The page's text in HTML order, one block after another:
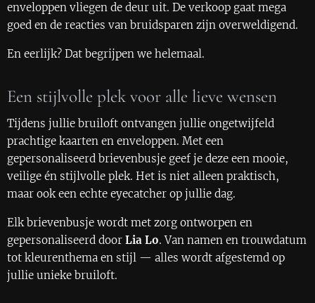
enveloppen vliegen de deur uit. De verkoop gaat mega
goed en de reacties van bruidsparen zijn overweldigend.
En eerlijk? Dat begrijpen we helemaal.
Een stijlvolle plek voor alle lieve wensen
Tijdens jullie bruiloft ontvangen jullie ongetwijfeld
prachtige kaarten en enveloppen. Met een
gepersonaliseerd brievenbusje geef je deze een mooie,
veilige én stijlvolle plek. Het is niet alleen praktisch,
maar ook een echte eyecatcher op jullie dag.
Elk brievenbusje wordt met zorg ontworpen en
gepersonaliseerd door Lia Lo. Van namen en trouwdatum
tot kleurenthema en stijl — alles wordt afgestemd op
jullie unieke bruiloft.